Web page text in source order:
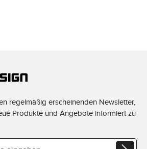
regelmäßig erscheinenden Newsletter,
Produkte und Angebote informiert zu